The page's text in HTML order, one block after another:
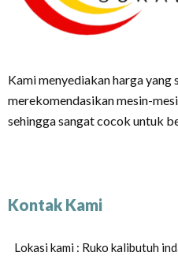
Kami menyediakan harga
merekomendasikan mesin-
sehingga sangat cocok untuk
Kontak Kami
Lokasi kami : Ruko kalibutuh